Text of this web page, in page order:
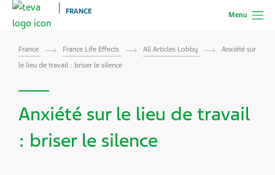
Menu
FRANCE
France France Life Effects All Articles Lobby
Anxiété sur
le lieu de travail : briser le silence
Anxiété sur le lieu de travail
: briser le silence